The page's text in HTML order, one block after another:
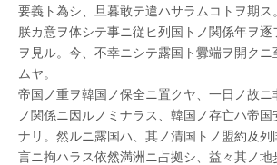
要義ト為シ、旦暮敢テ違ハサラムコトヲ期ス
朕カ意ヲ体シテ事ニ従ヒ列国トノ関係年ヲ逐
ヲ見ル。今、不幸ニシテ露国ト釁端ヲ開クニ
ムヤ。
帝国ノ重ヲ韓国ノ保全ニ置クヤ、一日ノ故
ノ関係ニ因ルノミナラス、韓国ノ存亡ハ帝
ナリ。然ルニ露国ハ、其ノ清国トノ盟約及列
言ニ拘ハラス依然満洲ニ占拠シ、益々其ノ地